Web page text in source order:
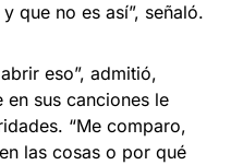
que no es así”, señaló.
eso”, admitió,
en sus canciones le
“Me comparo,
las cosas o por qué